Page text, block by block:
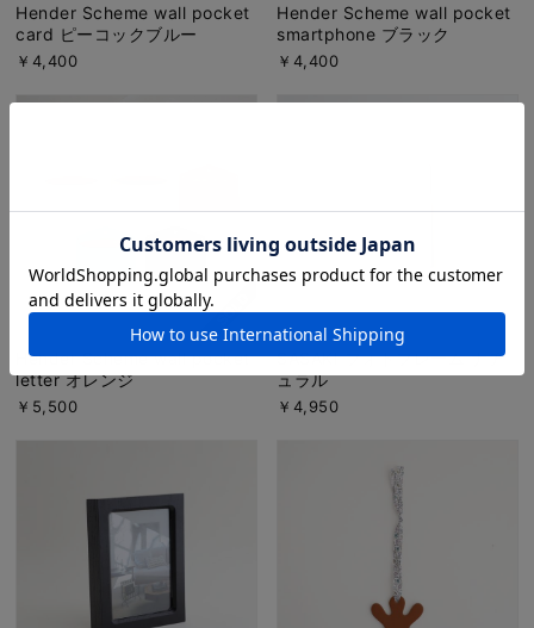
Hender Scheme wall pocket
card ピーコックブルー
￥4,400
Hender Scheme wall pocket
smartphone ブラック
￥4,400
Hender Scheme wall pocket
letter オレンジ
￥5,500
SASAKI フォトフレーム ナチ
ュラル
￥4,950